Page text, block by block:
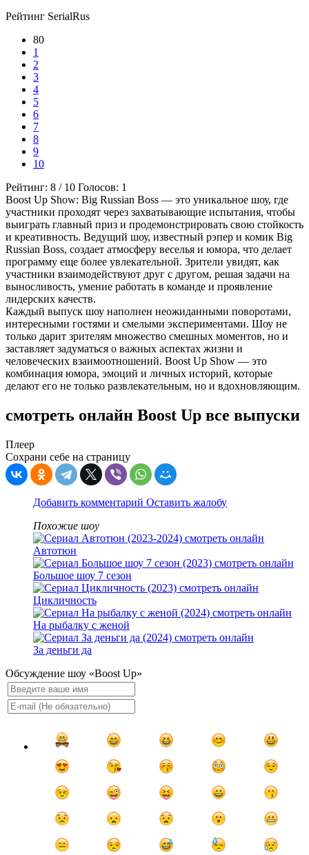
Рейтинг SerialRus
80
1
2
3
4
5
6
7
8
9
10
Рейтинг: 8 / 10 Голосов: 1
Boost Up Show: Big Russian Boss — это уникальное шоу, где
участники проходят через захватывающие испытания, чтобы
выиграть главный приз и продемонстрировать свою стойкость
и креативность. Ведущий шоу, известный рэпер и комик Big
Russian Boss, создает атмосферу веселья и юмора, что делает
программу еще более увлекательной. Зрители увидят, как
участники взаимодействуют друг с другом, решая задачи на
выносливость, умение работать в команде и проявление
лидерских качеств.
Каждый выпуск шоу наполнен неожиданными поворотами,
интересными гостями и смелыми экспериментами. Шоу не
только дарит зрителям множество смешных моментов, но и
заставляет задуматься о важных аспектах жизни и
человеческих взаимоотношений. Boost Up Show — это
комбинация юмора, эмоций и личных историй, которые
делают его не только развлекательным, но и вдохновляющим.
смотреть онлайн Boost Up все выпуски
Плеер
Сохрани себе на страницу
Добавить комментарий Оставить жалобу
Похожие шоу
Автотюн
Большое шоу 7 сезон
Цикличность
На рыбалку с женой
За деньги да
Обсуждение шоу «Boost Up»